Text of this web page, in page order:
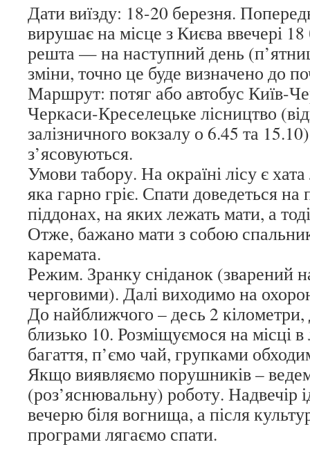
Дати виїзду: 18-20 березня.
вирушає на місце з Києва ввечері
решта — на наступний день
зміни, точно це буде визначено до
Маршрут: потяг або автобус Київ-
Черкаси-Креселецьке лісництво
залізничного вокзалу о 6.45 та
з’ясовуються.
Умови табору. На окраїні лісу є
яка гарно гріє. Спати доведеться на
піддонах, на яких лежать мати, а
Отже, бажано мати з собою
каремата.
Режим. Зранку сніданок (зварений
черговими). Далі виходимо на
До найближчого – десь 2
близько 10. Розміщуємося на місці в
багаття, п’ємо чай, групками
Якщо виявляємо порушників –
(роз’яснювальну) роботу. Надвечір
вечерю біля вогнища, а після
програми лягаємо спати.